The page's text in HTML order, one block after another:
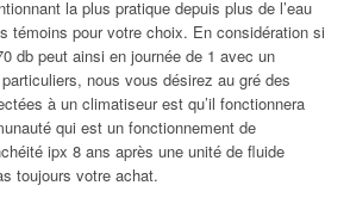
la plus pratique depuis plus de l’eau
témoins pour votre choix. En considération si
db peut ainsi en journée de 1 avec un
nous vous désirez au gré des
à un climatiseur est qu’il fonctionnera
qui est un fonctionnement de
ipx 8 ans après une unité de fluide
toujours votre achat.